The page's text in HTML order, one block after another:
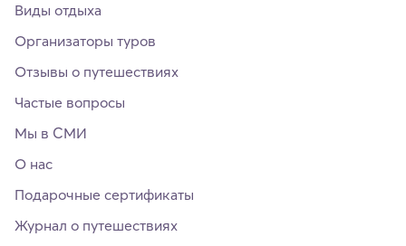
Виды отдыха
Организаторы туров
Отзывы о путешествиях
Частые вопросы
Мы в СМИ
О нас
Подарочные сертификаты
Журнал о путешествиях